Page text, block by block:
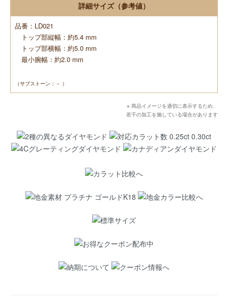
詳細サイズ（参考値）
品番：LD021
トップ部縦幅：約5.4 mm
トップ部横幅：約5.0 mm
最小腕幅：約2.0 mm
（サブストーン：－ ）
※ 商品イメージを適切に表示するため、
若干の加工を施している場合があります